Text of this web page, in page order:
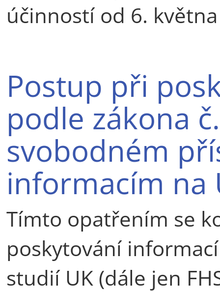
účinností od 6.
Postup při
podle zákona
svobodném
informacím na
Tímto opatřením se
poskytování
studií UK (dále jen